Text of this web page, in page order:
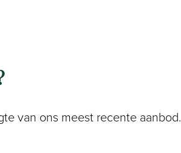
van ons meest recente aanbod.